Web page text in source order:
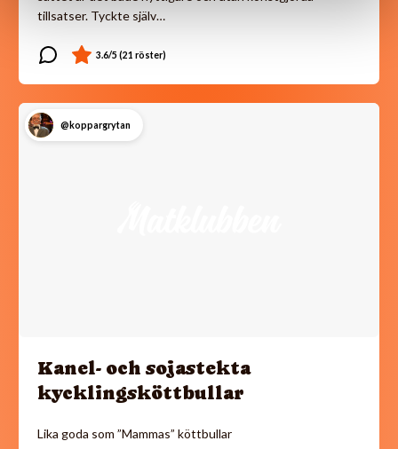
tillsatser. Tyckte själv…
@koppargrytan
Kanel- och sojastekta
kycklingsköttbullar
Lika goda som ”Mammas” köttbullar